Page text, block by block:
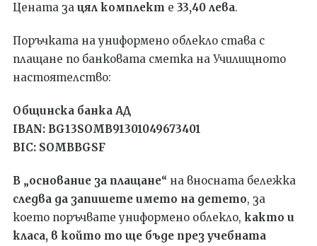
Цената за цял комплект е 33,40 лева.
Поръчката на униформено облекло става с
плащане по банковата сметка на Училищното
настоятелство:
Общинска банка АД
IBAN: BG13SOMB91301049673401
BIC: SOMBBGSF
В „основание за плащане“ на вносната бележка
следва да запишете името на детето, за
което поръчвате униформено облекло, както и
класа, в който то ще бъде през учебната